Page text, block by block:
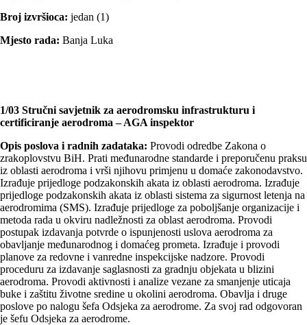
Broj izvršioca: jedan (1)
Mjesto rada: Banja Luka
1/03 Stručni savjetnik za aerodromsku infrastrukturu i
certificiranje aerodroma – AGA inspektor
Opis poslova i radnih zadataka: Provodi odredbe Zakona o
zrakoplovstvu BiH. Prati međunarodne standarde i preporučenu praksu
iz oblasti aerodroma i vrši njihovu primjenu u domaće zakonodavstvo.
Izrađuje prijedloge podzakonskih akata iz oblasti aerodroma. Izrađuje
prijedloge podzakonskih akata iz oblasti sistema za sigurnost letenja na
aerodromima (SMS). Izrađuje prijedloge za pobolјšanje organizacije i
metoda rada u okviru nadležnosti za oblast aerodroma. Provodi
postupak izdavanja potvrde o ispunjenosti uslova aerodroma za
obavlјanje međunarodnog i domaćeg prometa. Izrađuje i provodi
planove za redovne i vanredne inspekcijske nadzore. Provodi
proceduru za izdavanje saglasnosti za gradnju objekata u blizini
aerodroma. Provodi aktivnosti i analize vezane za smanjenje uticaja
buke i zaštitu životne sredine u okolini aerodroma. Obavlјa i druge
poslove po nalogu šefa Odsjeka za aerodrome. Za svoj rad odgovoran
je šefu Odsjeka za aerodrome.